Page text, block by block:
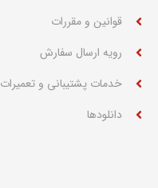
قوانین و مقررات
رویه ارسال سفارش
خدمات پشتیبانی و تعمیرات
دانلودها